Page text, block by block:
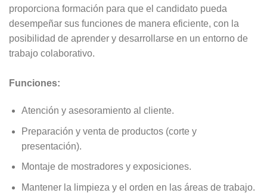
proporciona formación para que el candidato pueda
desempeñar sus funciones de manera eficiente, con la
posibilidad de aprender y desarrollarse en un entorno de
trabajo colaborativo.
Funciones:
Atención y asesoramiento al cliente.
Preparación y venta de productos (corte y
presentación).
Montaje de mostradores y exposiciones.
Mantener la limpieza y el orden en las áreas de trabajo.